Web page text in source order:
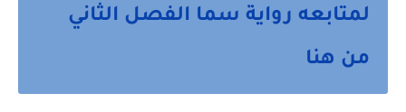
لمتابعه رواية سما الفصل الثاني
من هنا